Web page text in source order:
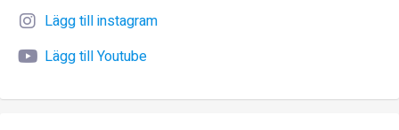
Lägg till instagram
Lägg till Youtube